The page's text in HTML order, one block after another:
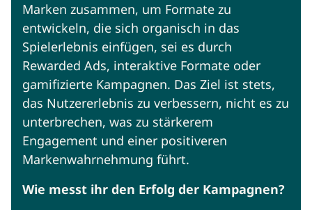
Marken zusammen, um Formate zu
entwickeln, die sich organisch in das
Spielerlebnis einfügen, sei es durch
Rewarded Ads, interaktive Formate oder
gamifizierte Kampagnen. Das Ziel ist stets,
das Nutzererlebnis zu verbessern, nicht es zu
unterbrechen, was zu stärkerem
Engagement und einer positiveren
Markenwahrnehmung führt.
Wie messt ihr den Erfolg der Kampagnen?